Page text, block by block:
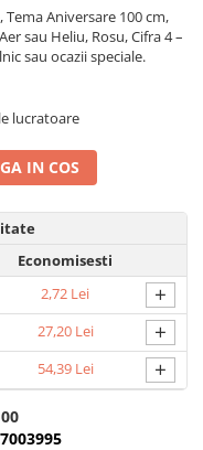
Aniversare 100 cm,
sau Heliu, Rosu, Cifra 4 –
sau ocazii speciale.
lucratoare
IN COS
Economisesti
2,72 Lei +
27,20 Lei +
54,39 Lei +